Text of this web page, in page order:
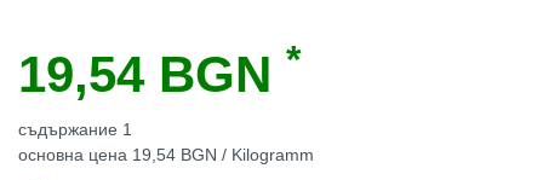
19,54 BGN *
съдържание 1
основна цена 19,54 BGN / Kilogramm